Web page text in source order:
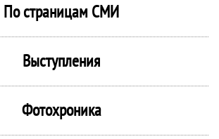
По страницам СМИ
Выступления
Фотохроника